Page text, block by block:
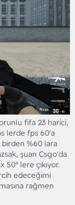
3475
fifa 23 harici,
lerde fps 60'a
birden %60 lara
şuan Csgo'da
lere çıkıyor.
edeceğimi
rağmen